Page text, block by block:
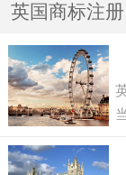
英国商标注册